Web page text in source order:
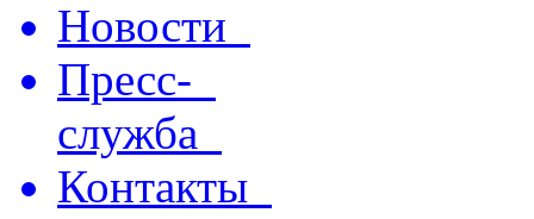
Новости
Пресс-
служба
Контакты